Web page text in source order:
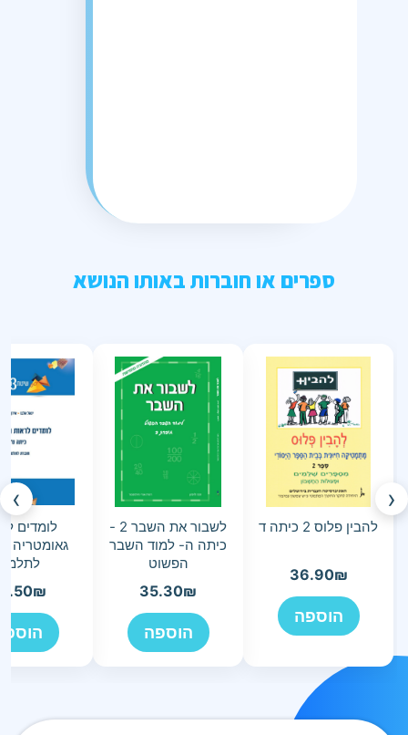
ספרים או חוברות באותו הנושא
‹
להבין פלוס 2 כיתה ד
36.90₪
הוספה
לשבור את השבר 2 -
כיתה ה- למוד השבר
הפשוט
35.30₪
הוספה
לומדים
גאומטריה
₪
›